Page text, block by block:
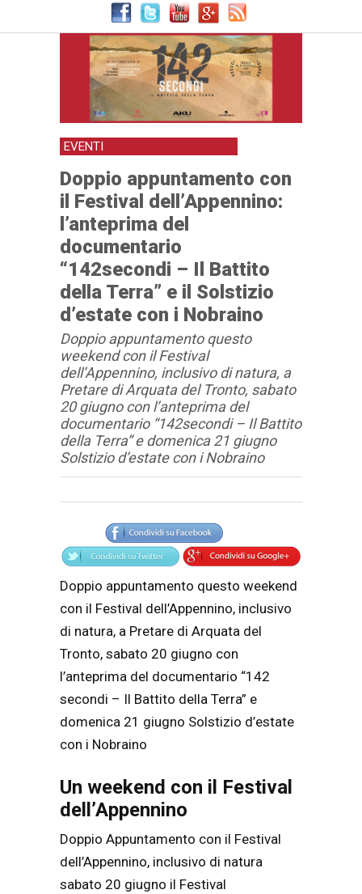
EVENTI
Doppio appuntamento con
il Festival dell’Appennino:
l’anteprima del
documentario
“142secondi – Il Battito
della Terra” e il Solstizio
d’estate con i Nobraino
Doppio appuntamento questo
weekend con il Festival
dell’Appennino, inclusivo di natura, a
Pretare di Arquata del Tronto, sabato
20 giugno con l’anteprima del
documentario “142secondi – Il Battito
della Terra” e domenica 21 giugno
Solstizio d’estate con i Nobraino
Articolo
Testo articolo principale
Doppio appuntamento questo weekend
con il Festival dell’Appennino, inclusivo
di natura, a Pretare di Arquata del
Tronto, sabato 20 giugno con
l’anteprima del documentario “142
secondi – Il Battito della Terra” e
domenica 21 giugno Solstizio d’estate
con i Nobraino
Un weekend con il Festival
dell’Appennino
Doppio Appuntamento con il Festival
dell’Appennino, inclusivo di natura
sabato 20 giugno il Festival